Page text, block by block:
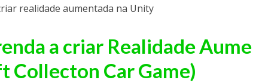
realidade aumentada na Unity
a criar Realidade
Collecton Car Game)